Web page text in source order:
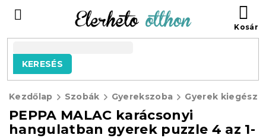
tartalomhoz
KERESÉS
Kezdőlap Szobák Gyerekszoba Gyerek
PEPPA MALAC karácsonyi
hangulatban gyerek puzzle 4 az 1-